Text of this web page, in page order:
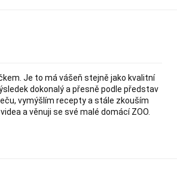
Je to má vášeň stejně jako kvalitní
dokonalý a přesně podle představ
vymýšlím recepty a stále zkouším
a věnuji se své malé domácí ZOO.